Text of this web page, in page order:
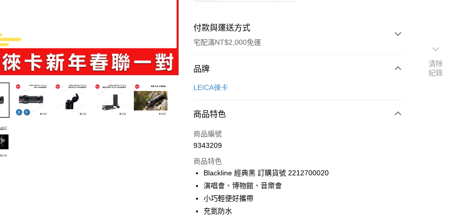
付款與運送方式
宅配滿NT$2,000免運
付款方式
信用卡一次付款
ATM付款
運送方式
郵寄到府(台灣本島適用)
每筆NT$100，滿NT$2,000(含以上)免運費
品牌
LEICA徠卡
商品特色
商品編號
9343209
商品特色
Blackline 經典黑 訂購貨號 2212700020
演唱會、博物館、音樂會
小巧輕便好攜帶
充氮防水
清除
紀錄